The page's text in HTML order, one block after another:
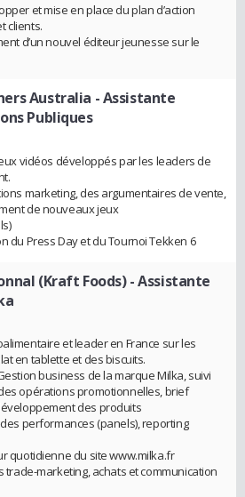
et mise en place du plan d’action
clients.
d’un nouvel éditeur jeunesse sur le
Australia - Assistante
Publiques
vidéos développés par les leaders de
marketing, des argumentaires de vente,
de nouveaux jeux
du Press Day et du Tournoi Tekken 6
(Kraft Foods)- Assistante
et leader en France sur les
en tablette et des biscuits.
business de la marque Milka, suivi
opérations promotionnelles, brief
des produits
performances (panels), reporting
quotidienne du site www.milka.fr
trade-marketing, achats et communication